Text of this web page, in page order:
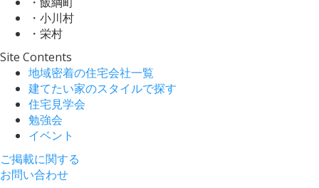
・小川村
・栄村
Site Contents
地域密着の住宅会社一覧
建てたい家のスタイルで探す
住宅見学会
勉強会
イベント
ご掲載に関する
お問い合わせ